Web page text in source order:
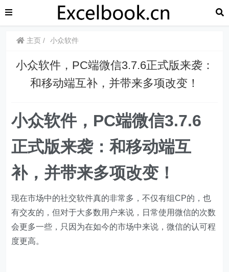
主页 小众软件
小众软件，PC端微信3.7.6正式版来袭：
和移动端互补，并带来多项改变！
小众软件，PC端微信3.7.6
正式版来袭：和移动端互
补，并带来多项改变！
现在市场中的社交软件真的非常多，不仅有组CP的，也
有交友的，但对于大多数用户来说，日常使用微信的次数
会更多一些，只因为在如今的市场中来说，微信的认可程
度更高。